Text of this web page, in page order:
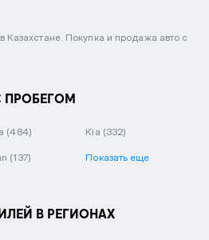
Казахстане. Покупка и продажа авто с
ПРОБЕГОМ
(484) Kia (332)
(137) Показать еще
В РЕГИОНАХ